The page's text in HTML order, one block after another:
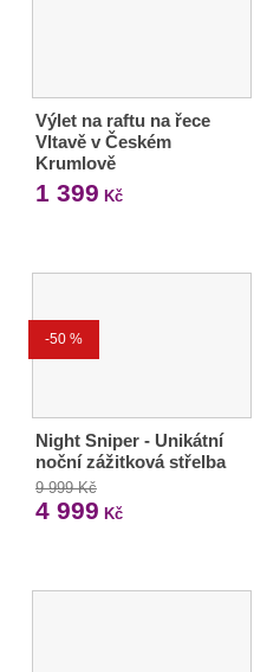
Výlet na raftu na řece
Vltavě v Českém
Krumlově
1 399 Kč
-50 %
Night Sniper - Unikátní
noční zážitková střelba
9 999 Kč
4 999 Kč